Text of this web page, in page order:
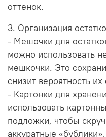
оттенок.
3. Организация
- Мешочки для
можно использовать
мешкочки. Это
снизит вероятность
- Картонки для
использовать
подложки, чтобы
аккуратные